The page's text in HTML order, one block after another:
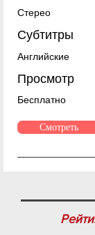
Стерео
Субтитры
Английские
Просмотр
Бесплатно
Смотреть